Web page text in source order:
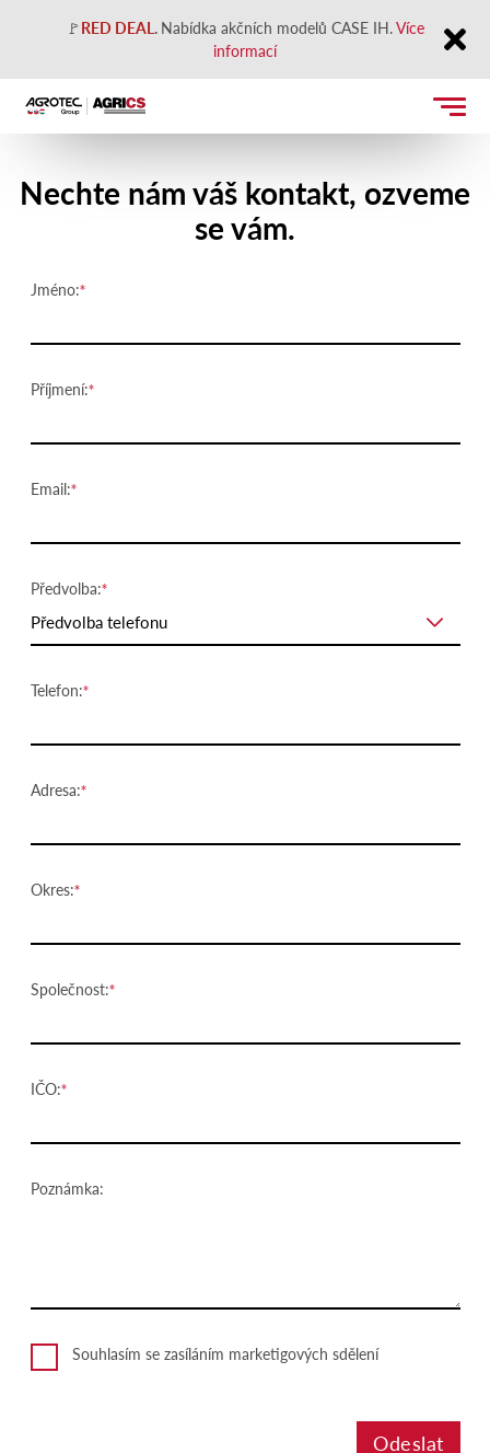
🚩RED DEAL. Nabídka akčních modelů CASE IH.Více
informací
Close
Nechte nám váš kontakt, ozveme
se vám.
Jméno:
Příjmení:
Email:
Předvolba:
Předvolba telefonu
Telefon:
Adresa:
Okres:
Společnost:
IČO:
Poznámka:
Souhlasím se zasíláním marketigových sdělení